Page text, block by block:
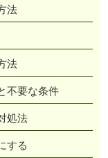
法
法
不要な条件
処法
する